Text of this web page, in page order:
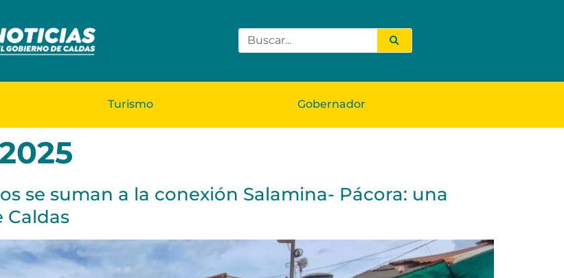
Turismo Gobernador
se suman a la conexión Salamina- Pácora: una
Caldas